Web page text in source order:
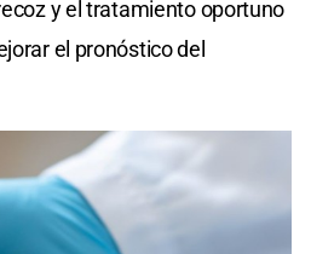
y el tratamiento oportuno
el pronóstico del